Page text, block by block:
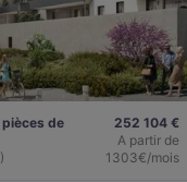
de
252 104 €
A partir de
1303€/mois